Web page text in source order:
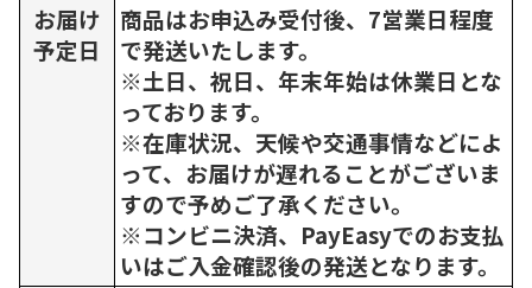
お届け
予定日
商品はお申込み受付後、7営業日程度
で発送いたします。
※土日、祝日、年末年始は休業日とな
っております。
※在庫状況、天候や交通事情などによ
って、お届けが遅れることがございま
すので予めご了承ください。
※コンビニ決済、PayEasyでのお支払
いはご入金確認後の発送となります。